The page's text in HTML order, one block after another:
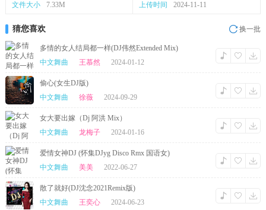
文件大小 7.33M 上传时间 2024-11-11
猜您喜欢 换一批
多情的女人结局都一样(DJ伟然Extended Mix)
中文舞曲
王慕然 2024-01-12
偷心(女生DJ版)
中文舞曲
徐薇 2024-09-29
女大要出嫁（Dj 阿洪 Mix）
中文舞曲
龙梅子 2024-01-16
爱情女神DJ (怀集DJyg Disco Rmx 国语女)
中文舞曲
美美 2022-06-27
散了就好(DJ沈念2021Remix版)
中文舞曲
王奕心 2024-06-23